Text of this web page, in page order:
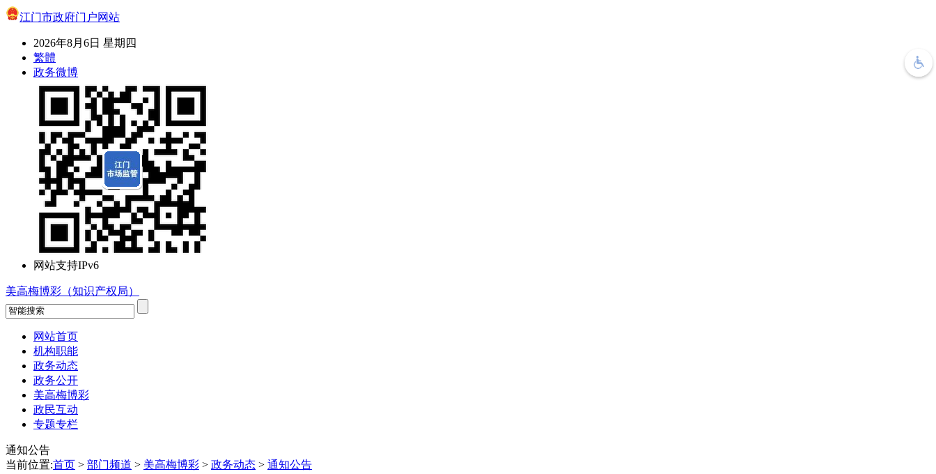
江门市政府门户网站
2026年8月6日 星期四
繁體
政务微博
网站支持IPv6
美高梅博彩（知识产权局）
网站首页
机构职能
政务动态
政务公开
美高梅博彩
政民互动
专题专栏
通知公告
当前位置:首页 > 部门频道 > 美高梅博彩 > 政务动态 > 通知公告